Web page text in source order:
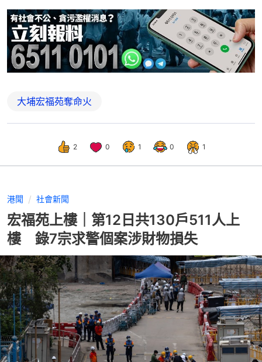
大埔宏福苑奪命火
2 0 1 0 1
港聞 社會新聞
宏福苑上樓｜第12日共130戶511人上
樓 錄7宗求警個案涉財物損失